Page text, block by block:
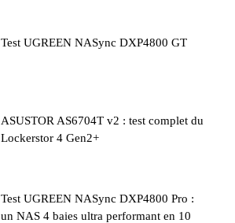
Test UGREEN NASync DXP4800 GT
ASUSTOR AS6704T v2 : test complet du
Lockerstor 4 Gen2+
Test UGREEN NASync DXP4800 Pro :
un NAS 4 baies ultra performant en 10